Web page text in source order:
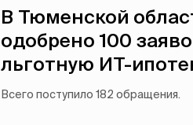
В Тюменской
одобрено 100
льготную ИТ-
Всего поступило 182 обращения.